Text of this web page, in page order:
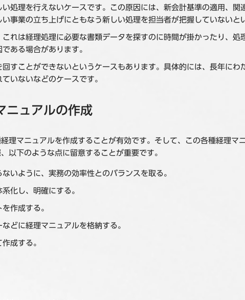
処理を行えないケースです。この原因には、新会計基準の適用、関
事業の立ち上げにともなう新しい処理を担当者が把握していないと
れは経理処理に必要な書類データを探すのに時間が掛かったり、
ある場合があります。
すことができないというケースもあります。具体的には、長年に
いないなどのケースです。
ニュアルの作成
理マニュアルを作成することが有効です。そして、この各種経理マ
以下のような点に留意することが重要です。
いように、実務の効率性とのバランスを取る。
化し、明確にする。
作成する。
どに経理マニュアルを格納する。
成する。